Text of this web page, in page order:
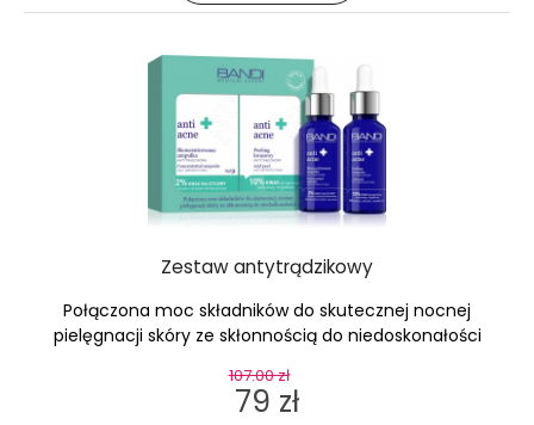
Zestaw antytrądzikowy
Połączona moc składników do skutecznej nocnej
pielęgnacji skóry ze skłonnością do niedoskonałości
107.00 zł
79 zł